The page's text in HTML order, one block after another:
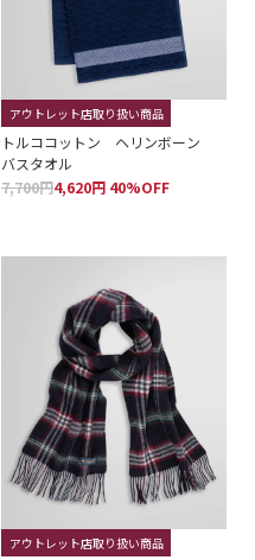
アウトレット店取り扱い商品
トルココットン ヘリンボーン
バスタオル
7,700円4,620円 40%OFF
アウトレット店取り扱い商品